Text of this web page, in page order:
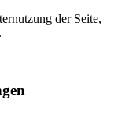
der Seite,